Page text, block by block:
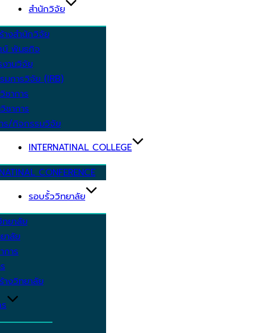
สำนักวิจัย
างสำนักวิจัย
น์ พันธกิจ
งานวิจัย
มการวิจัย (IRB)
ชาการ
ชาการ
ร/กิจกรรมวิจัย
INTERNATINAL COLLEGE
CONFERENCE
รอบรั้ววิทยาลัย
ทยาลัย
าลัย
การ
างวิทยาลัย